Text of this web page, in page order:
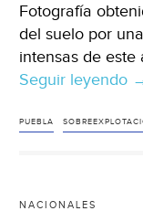
Fotografía
del suelo por
intensas de
Seguir leyendo
y
PUEBLA
NACIONALES